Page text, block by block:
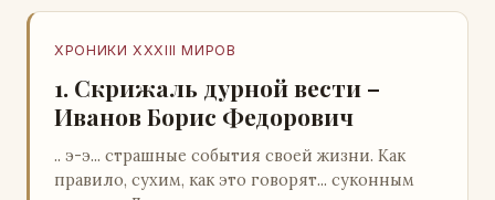
ХРОНИКИ XXXIII МИРОВ
1. Скрижаль дурной вести –
Иванов Борис Федорович
.. э-э... страшные события своей жизни. Как
правило, сухим, как это говорят... суконным